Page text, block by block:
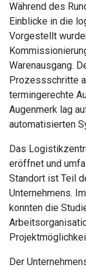
Während des
Einblicke in die
Vorgestellt
Warenausgang.
Prozessschritte
termingerechte
Augenmerk lag
automatisierten
Das
eröffnet und
Standort ist Teil
Unternehmens.
konnten die
Der